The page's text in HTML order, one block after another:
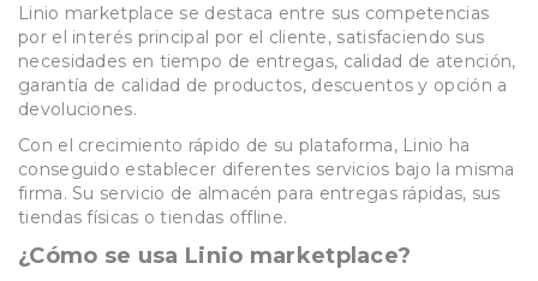
Linio marketplace se destaca entre sus competencias
por el interés principal por el cliente, satisfaciendo sus
necesidades en tiempo de entregas, calidad de atención,
garantía de calidad de productos, descuentos y opción a
devoluciones.
Con el crecimiento rápido de su plataforma, Linio ha
conseguido establecer diferentes servicios bajo la misma
firma. Su servicio de almacén para entregas rápidas, sus
tiendas físicas o tiendas offline.
¿Cómo se usa Linio marketplace?